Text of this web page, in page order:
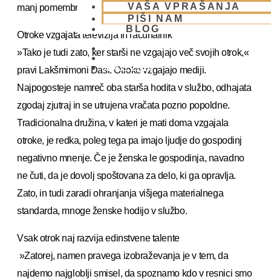
VAŠA VPRAŠANJA
PIŠI NAM
BLOG
01 431 21 24
manj pomembna?!«
Otroke vzgajata televizija in računalnik
»Tako je tudi zato, ker starši ne vzgajajo več svojih otrok,«
pravi Lakšmimoni Dasi. Otroke vzgajajo mediji.
Najpogosteje namreč oba starša hodita v službo, odhajata
zgodaj zjutraj in se utrujena vračata pozno popoldne.
Tradicionalna družina, v kateri je mati doma vzgajala
otroke, je redka, poleg tega pa imajo ljudje do gospodinj
negativno mnenje. Če je ženska le gospodinja, navadno
ne čuti, da je dovolj spoštovana za delo, ki ga opravlja.
Zato, in tudi zaradi ohranjanja višjega materialnega
standarda, mnoge ženske hodijo v službo.
Vsak otrok naj razvija edinstvene talente
»Zatorej, namen pravega izobraževanja je v tem, da
najdemo najgloblji smisel, da spoznamo kdo v resnici smo